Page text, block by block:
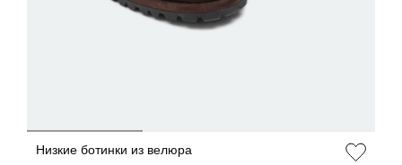
37 38
Низкие ботинки из велюра